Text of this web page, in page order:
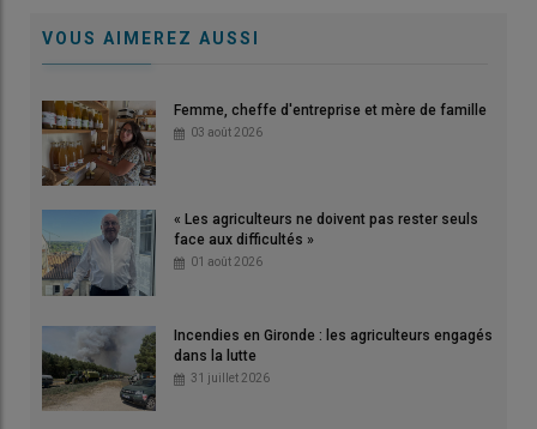
VOUS AIMEREZ AUSSI
Femme, cheffe d'entreprise et mère de famille
03 août 2026
« Les agriculteurs ne doivent pas rester seuls
face aux difficultés »
01 août 2026
Incendies en Gironde : les agriculteurs engagés
dans la lutte
31 juillet 2026